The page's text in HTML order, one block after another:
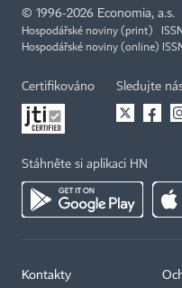
© 1996-2026 Economia, a.s.
Hospodářské noviny (print)
Hospodářské noviny (online)
Certifikováno Sledujte
Stáhněte si aplikaci HN
Kontakty